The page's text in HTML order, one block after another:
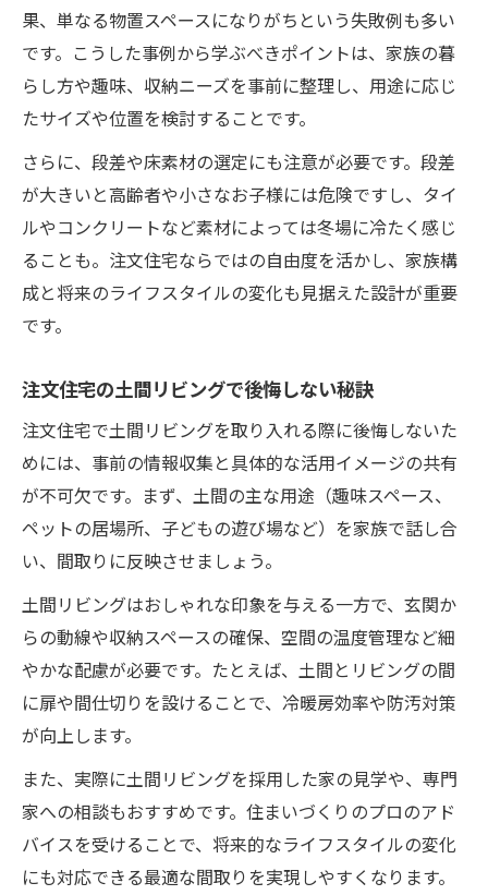
果、単なる物置スペースになりがちという失敗例も多い
です。こうした事例から学ぶべきポイントは、家族の暮
らし方や趣味、収納ニーズを事前に整理し、用途に応じ
たサイズや位置を検討することです。
さらに、段差や床素材の選定にも注意が必要です。段差
が大きいと高齢者や小さなお子様には危険ですし、タイ
ルやコンクリートなど素材によっては冬場に冷たく感じ
ることも。注文住宅ならではの自由度を活かし、家族構
成と将来のライフスタイルの変化も見据えた設計が重要
です。
注文住宅の土間リビングで後悔しない秘訣
注文住宅で土間リビングを取り入れる際に後悔しないた
めには、事前の情報収集と具体的な活用イメージの共有
が不可欠です。まず、土間の主な用途（趣味スペース、
ペットの居場所、子どもの遊び場など）を家族で話し合
い、間取りに反映させましょう。
土間リビングはおしゃれな印象を与える一方で、玄関か
らの動線や収納スペースの確保、空間の温度管理など細
やかな配慮が必要です。たとえば、土間とリビングの間
に扉や間仕切りを設けることで、冷暖房効率や防汚対策
が向上します。
また、実際に土間リビングを採用した家の見学や、専門
家への相談もおすすめです。住まいづくりのプロのアド
バイスを受けることで、将来的なライフスタイルの変化
にも対応できる最適な間取りを実現しやすくなります。